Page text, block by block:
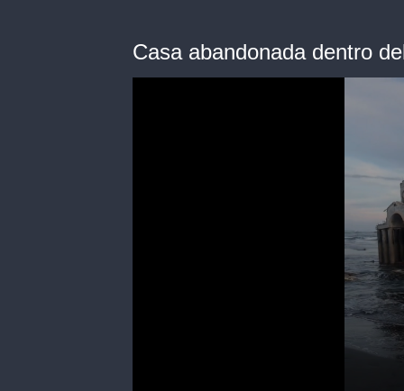
Casa abandonada dentro